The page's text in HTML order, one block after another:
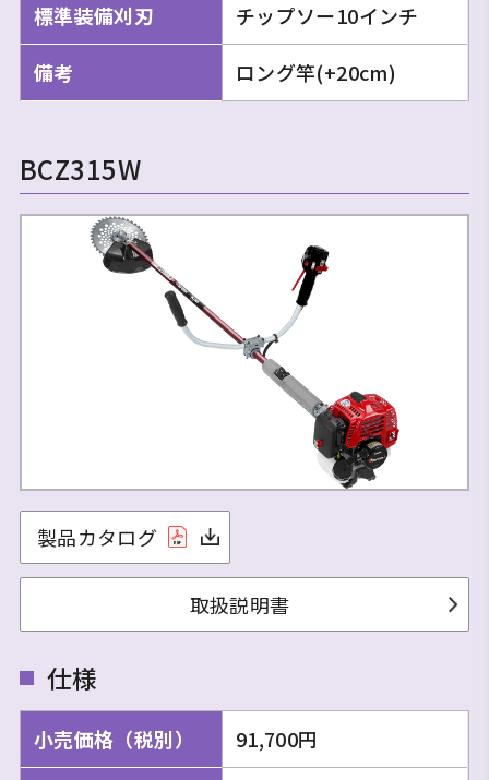
標準装備刈刃
チップソー10インチ
備考
ロング竿(+20cm)
BCZ315W
製品カタログ
取扱説明書
仕様
小売価格（税別）
91,700円